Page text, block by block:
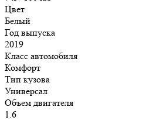
Цвет
Белый
Год выпуска
2019
Класс автомобиля
Комфорт
Тип кузова
Универсал
Объем двигателя
1.6